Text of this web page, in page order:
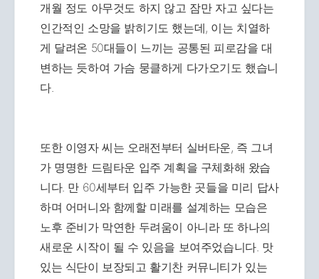
개월 정도 아무것도 하지 않고 잠만 자고 싶다는
인간적인 소망을 밝히기도 했는데, 이는 치열하
게 달려온 50대들이 느끼는 공통된 피로감을 대
변하는 듯하여 가슴 뭉클하게 다가오기도 했습니
다.
또한 이영자 씨는 오래전부터 실버타운, 즉 그녀
가 명명한 드림타운 입주 계획을 구체화해 왔습
니다. 만 60세부터 입주 가능한 곳들을 미리 답사
하며 어머니와 함께할 미래를 설계하는 모습은
노후 준비가 막연한 두려움이 아니라 또 하나의
새로운 시작이 될 수 있음을 보여주었습니다. 맛
있는 식단이 보장되고 활기찬 커뮤니티가 있는